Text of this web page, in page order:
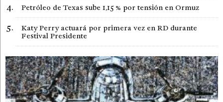
Petróleo de Texas sube 1,15 % por tensión en Ormuz
Katy Perry actuará por primera vez en RD durante
Festival Presidente